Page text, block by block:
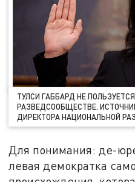
ТУЛСИ ГАББАРД НЕ
РАЗВЕДСООБЩЕСТВЕ.
ДИРЕКТОРА НАЦИОНАЛЬНОЙ
Для понимания: де-
левая демократка